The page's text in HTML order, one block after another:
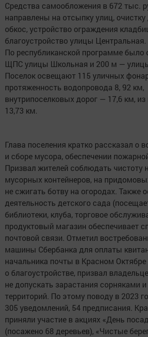
Средства самообложения в 672 тыс.
направлены на отсыпку улиц, очистку
обкос, устройство ограждения
благоустройство улицы Центральная.
По республиканской программе было
ЩПС улицы Школьная и 200 м —
Поселок освещают 115 уличных
протяженность водопровода 8, 92 км,
внутрипоселковых дорог — 17,6 км,
13,73 км.
Глава поселения кратко рассказал о
и сборе мусора, обеспечении
Призвал жителей соблюдать чистоту
мусорных контейнеров, на
не сжигать ботву на огородах. Также
деятельность детского сада
библиотеки, клуба, торговое
продуктовый магазин обеспечивает
почтовой связи. Отметил
машины Сбербанка для оплаты
начальника почты в Красном Октябре
о благоустройстве, призвал
не допускать зарастания сорняками
территорий. По этому поводу в 2023
305 уведомлений, 54 предписания.
приняли участие в акциях «День
(посажено 68 деревьев), «Чистые